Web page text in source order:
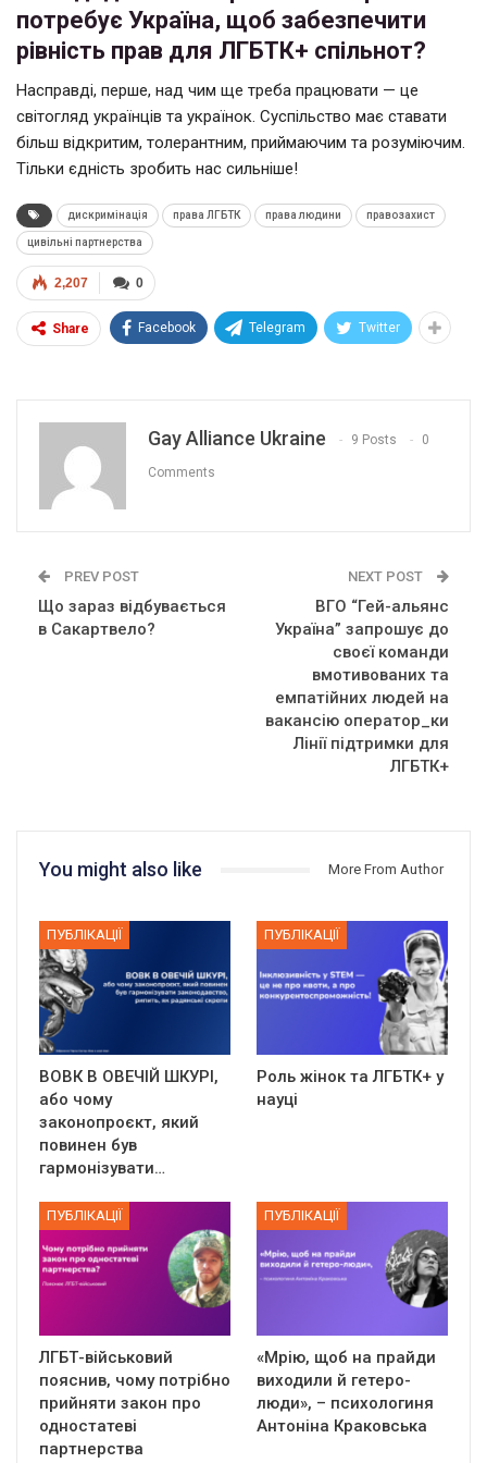
потребує Україна, щоб забезпечити
рівність прав для ЛГБТК+ спільнот?
Насправді, перше, над чим ще треба працювати — це
світогляд українців та українок. Суспільство має ставати
більш відкритим, толерантним, приймаючим та розуміючим.
Тільки єдність зробить нас сильніше!
дискримінація права ЛГБТК права людини правозахист
цивільні партнерства
0
2,207
Share Facebook Telegram Twitter
Gay Alliance Ukraine 9 Posts 0
Comments
PREV POST
Що зараз відбувається
в Сакартвело?
NEXT POST
ВГО “Гей-альянс
Україна” запрошує до
своєї команди
вмотивованих та
емпатійних людей на
вакансію оператор_ки
Лінії підтримки для
ЛГБТК+
You might also like More From Author
ПУБЛІКАЦІЇ
ВОВК В ОВЕЧІЙ ШКУРІ,
або чому
законопроєкт, який
повинен був
гармонізувати…
ПУБЛІКАЦІЇ
Роль жінок та ЛГБТК+ у
науці
ПУБЛІКАЦІЇ
ЛГБТ-військовий
пояснив, чому потрібно
прийняти закон про
одностатеві
партнерства
ПУБЛІКАЦІЇ
«Мрію, щоб на прайди
виходили й гетеро-
люди», – психологиня
Антоніна Краковська